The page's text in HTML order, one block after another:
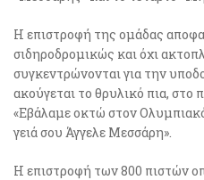
Η επιστροφή της ομάδας
σιδηροδρομικώς και όχι
συγκεντρώνονται για την
ακούγεται το θρυλικό πια, στο
«Εβάλαμε οκτώ στον
γειά σου Άγγελε Μεσσάρη».
Η επιστροφή των 800 πιστών